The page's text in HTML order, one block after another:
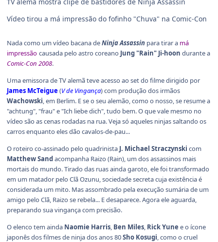
Vídeo tirou a má impressão do fofinho "Chuva" na Comic-Con
Nada como um vídeo bacana deNinja Assassin para tirar a má
impressão causada pelo astro coreano Jung "Rain" Ji-hoon durante a
Comic-Con 2008.
Uma emissora de TV alemã teve acesso ao set do filme dirigido por
James McTeigue(V de Vingança) com produção dos irmãos
Wachowski, em Berlim. E se o seu alemão, como o nosso, se resume a
"achtung", "frau" e "Ich liebe dich", tudo bem. O que vale mesmo no
vídeo são as cenas rodadas na rua. Veja só aqueles ninjas saltando os
carros enquanto eles dão cavalos-de-pau...
O roteiro co-assinado pelo quadrinista J. Michael Straczynski com
Matthew Sandacompanha Raizo (Rain), um dos assassinos mais
mortais do mundo. Tirado das ruas ainda garoto, ele foi transformado
em um matador pelo Clã Ozunu, sociedade secreta cuja existência é
considerada um mito. Mas assombrado pela execução sumária de um
amigo pelo Clã, Raizo se rebela... E desaparece. Agora ele aguarda,
preparando sua vingança com precisão.
O elenco tem ainda Naomie Harris, Ben Miles, Rick Yune e o ícone
japonês dos filmes de ninja dos anos 80Sho Kosugi, como o cruel